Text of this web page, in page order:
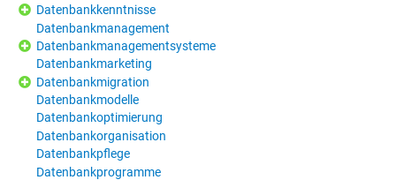
Datenbankkenntnisse
Datenbankmanagement
Datenbankmanagementsysteme
Datenbankmarketing
Datenbankmigration
Datenbankmodelle
Datenbankoptimierung
Datenbankorganisation
Datenbankpflege
Datenbankprogramme